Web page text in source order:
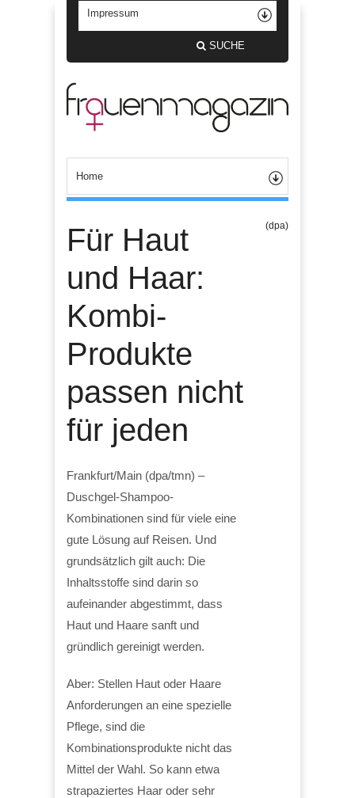
SUCHE
Für Haut
und Haar:
Kombi-
Produkte
passen nicht
für jeden
(dpa)
Frankfurt/Main (dpa/tmn) –
Duschgel-Shampoo-
Kombinationen sind für viele eine
gute Lösung auf Reisen. Und
grundsätzlich gilt auch: Die
Inhaltsstoffe sind darin so
aufeinander abgestimmt, dass
Haut und Haare sanft und
gründlich gereinigt werden.
Aber: Stellen Haut oder Haare
Anforderungen an eine spezielle
Pflege, sind die
Kombinationsprodukte nicht das
Mittel der Wahl. So kann etwa
strapaziertes Haar oder sehr